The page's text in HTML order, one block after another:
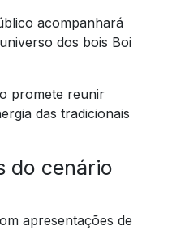
acompanhará
dos bois Boi
promete reunir
das tradicionais
do cenário
apresentações de